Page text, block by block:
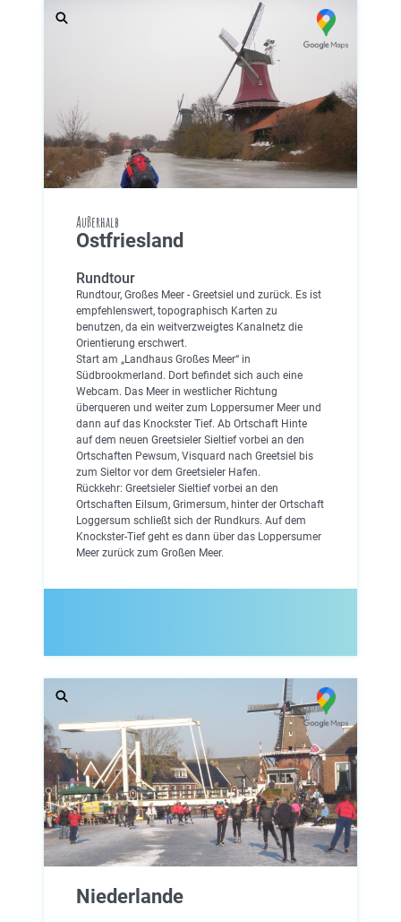
Außerhalb
Ostfriesland
Rundtour
Rundtour, Großes Meer - Greetsiel und zurück. Es ist
empfehlenswert, topographisch Karten zu
benutzen, da ein weitverzweigtes Kanalnetz die
Orientierung erschwert.
Start am „Landhaus Großes Meer“ in
Südbrookmerland. Dort befindet sich auch eine
Webcam. Das Meer in westlicher Richtung
überqueren und weiter zum Loppersumer Meer und
dann auf das Knockster Tief. Ab Ortschaft Hinte
auf dem neuen Greetsieler Sieltief vorbei an den
Ortschaften Pewsum, Visquard nach Greetsiel bis
zum Sieltor vor dem Greetsieler Hafen.
Rückkehr: Greetsieler Sieltief vorbei an den
Ortschaften Eilsum, Grimersum, hinter der Ortschaft
Loggersum schließt sich der Rundkurs. Auf dem
Knockster-Tief geht es dann über das Loppersumer
Meer zurück zum Großen Meer.
Niederlande